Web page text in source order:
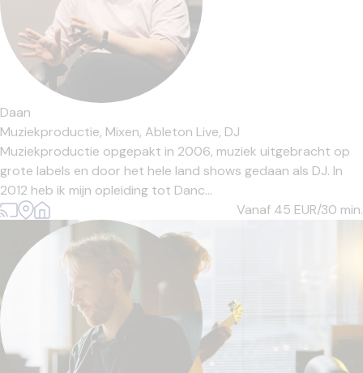
Daan
Muziekproductie, Mixen, Ableton Live, DJ
Muziekproductie opgepakt in 2006, muziek uitgebracht op
grote labels en door het hele land shows gedaan als DJ. In
2012 heb ik mijn opleiding tot Danc...
Vanaf 45 EUR/30 min.